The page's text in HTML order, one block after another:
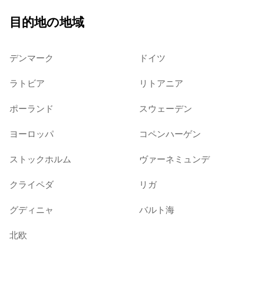
目的地の地域
デンマーク ドイツ
ラトビア リトアニア
ポーランド スウェーデン
ヨーロッパ コペンハーゲン
ストックホルム ヴァーネミュンデ
クライペダ リガ
グディニャ バルト海
北欧